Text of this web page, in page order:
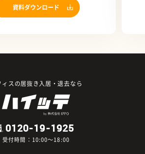
資料ダウンロード
ィスの居抜き入居・退去なら
0120-19-1925
受付時間：10:00～18:00